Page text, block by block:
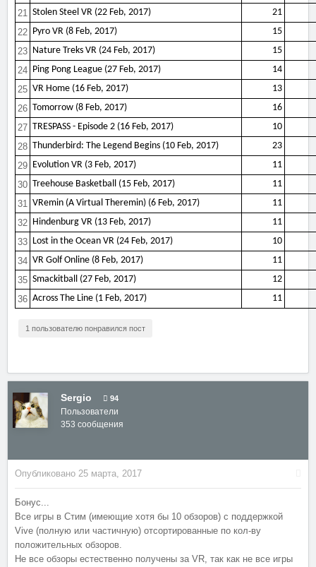
21 Stolen Steel VR (22 Feb, 2017)
21
22 Pyro VR (8 Feb, 2017)
15
23 Nature Treks VR (24 Feb, 2017)
15
24 Ping Pong League (27 Feb, 2017)
14
25 VR Home (16 Feb, 2017)
13
26 Tomorrow (8 Feb, 2017)
16
27 TRESPASS - Episode 2 (16 Feb, 2017)
10
28 Thunderbird: The Legend Begins (10 Feb, 2017)
23
29 Evolution VR (3 Feb, 2017)
11
30 Treehouse Basketball (15 Feb, 2017)
11
31 VRemin (A Virtual Theremin) (6 Feb, 2017)
11
32 Hindenburg VR (13 Feb, 2017)
11
33 Lost in the Ocean VR (24 Feb, 2017)
10
34 VR Golf Online (8 Feb, 2017)
11
35 Smackitball (27 Feb, 2017)
12
36 Across The Line (1 Feb, 2017) 11
1 пользователю понравился пост
Sergio 94
Пользователи
353 сообщения
Опубликовано 25 марта, 2017
Бонус...
Все игры в Стим (имеющие хотя бы 10 обзоров) с поддержкой
Vive (полную или частичную) отсортированные по кол-ву
положительных обзоров.
Не все обзоры естественно получены за VR, так как не все игры